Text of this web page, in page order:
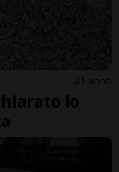
1 anno
lo